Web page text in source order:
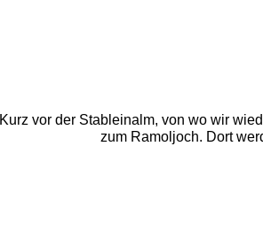
Kurz vor der Stableinalm, von wo wir
zum Ramoljoch. Dort